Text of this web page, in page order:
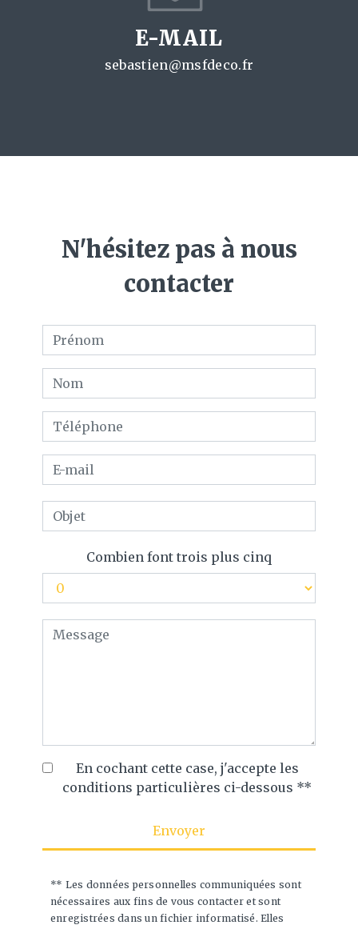
E-MAIL
sebastien@msfdeco.fr
N'hésitez pas à nous
contacter
Combien font trois plus cinq
En cochant cette case, j'accepte les
conditions particulières ci-dessous **
Envoyer
** Les données personnelles communiquées sont
nécessaires aux fins de vous contacter et sont
enregistrées dans un fichier informatisé. Elles